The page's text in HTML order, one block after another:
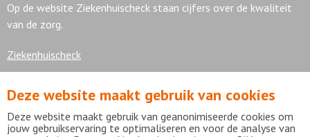
Op de website Ziekenhuischeck staan cijfers over de kwaliteit
van de zorg.
Ziekenhuischeck
7,9
Deze website maakt gebruik van cookies
Deze website maakt gebruik van geanonimiseerde cookies om
jouw gebruikservaring te optimaliseren en voor de analyse van